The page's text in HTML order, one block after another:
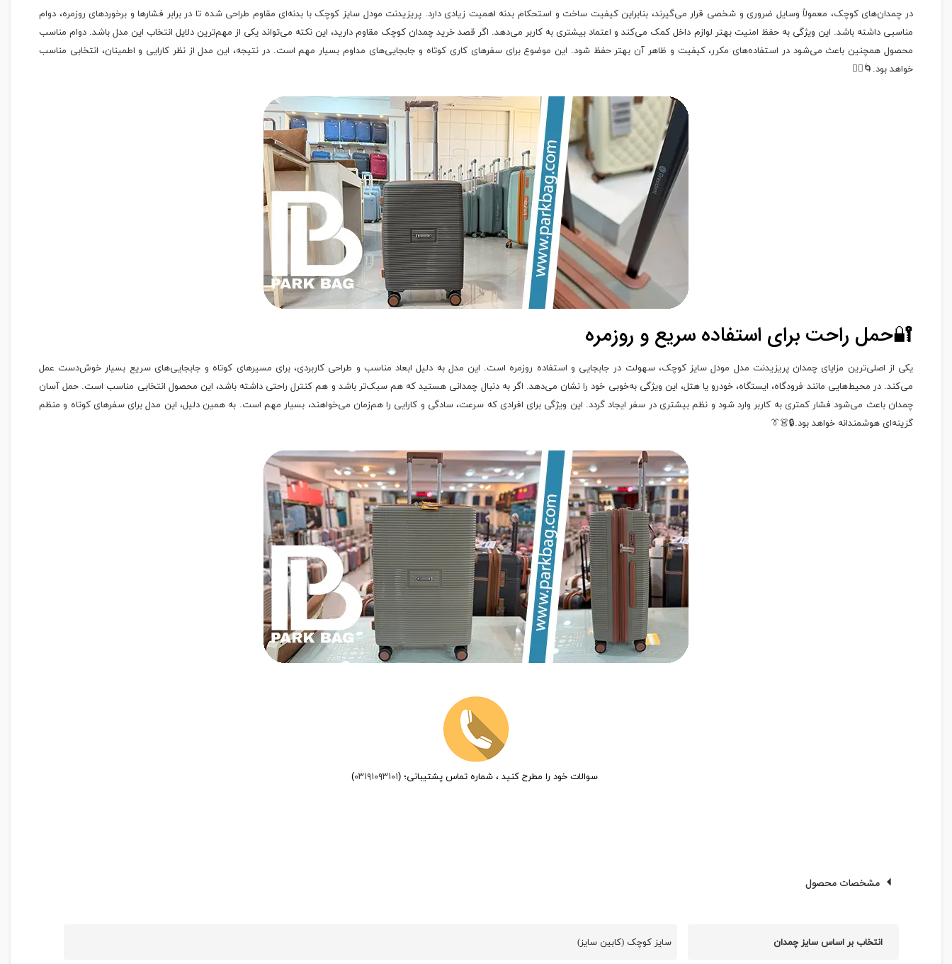
در چمدان‌های کوچک، معمولاً وسایل ضروری و شخصی قرار می‌گیرند، بنابراین کیفیت ساخت و استحکام بدنه اهمیت زیادی دارد. پریزیدنت مودل سایز کوچک با بدنه‌ای مقاوم طراحی شده تا در برابر فشارها و برخوردهای روزمره، دوام
مناسبی داشته باشد. این ویژگی به حفظ امنیت بهتر لوازم داخل کمک می‌کند و اعتماد بیشتری به کاربر می‌دهد. اگر قصد خرید چمدان کوچک مقاوم دارید، این نکته می‌تواند یکی از مهم‌ترین دلایل انتخاب این مدل باشد. دوام مناسب
محصول همچنین باعث می‌شود در استفاده‌های مکرر، کیفیت و ظاهر آن بهتر حفظ شود. این موضوع برای سفرهای کاری کوتاه و جابجایی‌های مداوم بسیار مهم است. در نتیجه، این مدل از نظر کارایی و اطمینان، انتخابی مناسب
خواهد بود.🌀🚶‍♂️
🔐حمل راحت برای استفاده سریع و روزمره
یکی از اصلی‌ترین مزایای چمدان پریزیدنت مدل مودل سایز کوچک، سهولت در جابجایی و استفاده روزمره است. این مدل به دلیل ابعاد مناسب و طراحی کاربردی، برای مسیرهای کوتاه و جابجایی‌های سریع بسیار خوش‌دست عمل
می‌کند. در محیط‌هایی مانند فرودگاه، ایستگاه، خودرو یا هتل، این ویژگی به‌خوبی خود را نشان می‌دهد. اگر به دنبال چمدانی هستید که هم سبک‌تر باشد و هم کنترل راحتی داشته باشد، این محصول انتخابی مناسب است. حمل آسان
چمدان باعث می‌شود فشار کمتری به کاربر وارد شود و نظم بیشتری در سفر ایجاد گردد. این ویژگی برای افرادی که سرعت، سادگی و کارایی را هم‌زمان می‌خواهند، بسیار مهم است. به همین دلیل، این مدل برای سفرهای کوتاه و منظم
گزینه‌ای هوشمندانه خواهد بود.🔒👗👔
سوالات خود را مطرح کنید ، شماره تماس پشتیبانی؛ (۰۳۱۹۱۰۹۳۱۰۱)
مشخصات محصول
انتخاب بر اساس سایز چمدان سایز کوچک (کابین سایز)